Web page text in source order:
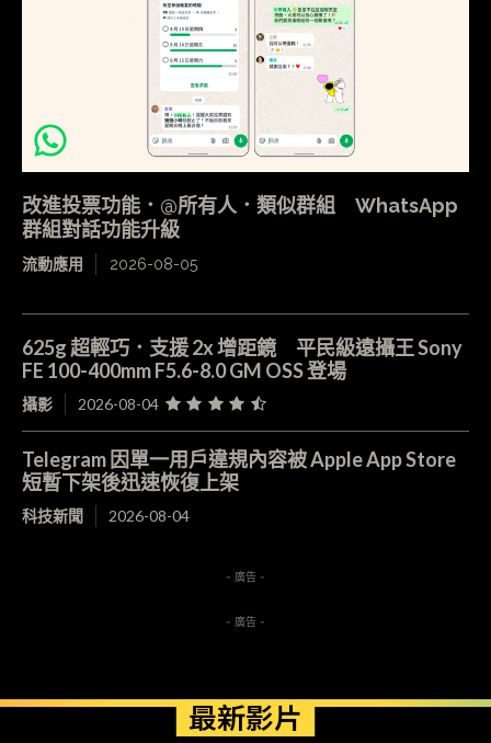
改進投票功能．@所有人．類似群組 WhatsApp
群組對話功能升級
流動應用 2026-08-05
625g 超輕巧．支援 2x 增距鏡 平民級遠攝王 Sony
FE 100-400mm F5.6-8.0 GM OSS 登場
攝影 2026-08-04
Telegram 因單一用戶違規內容被 Apple App Store
短暫下架後迅速恢復上架
科技新聞 2026-08-04
- 廣告 -
- 廣告 -
最新影片